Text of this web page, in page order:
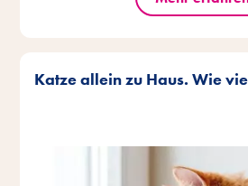
Katze allein zu Haus. Wie